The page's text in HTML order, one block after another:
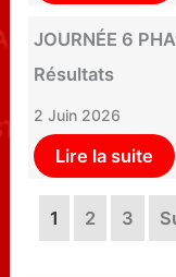
JOURNÉE 6
Résultats
2 Juin 2026
Lire la suite
1 2 3